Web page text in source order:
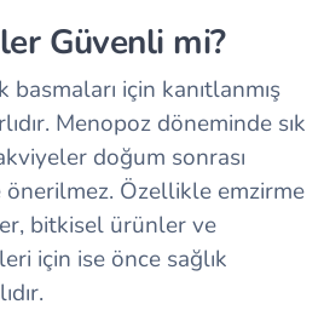
Güvenli mi?
basmaları için kanıtlanmış
Menopoz döneminde sık
doğum sonrası
Özellikle emzirme
bitkisel ürünler ve
için ise önce sağlık